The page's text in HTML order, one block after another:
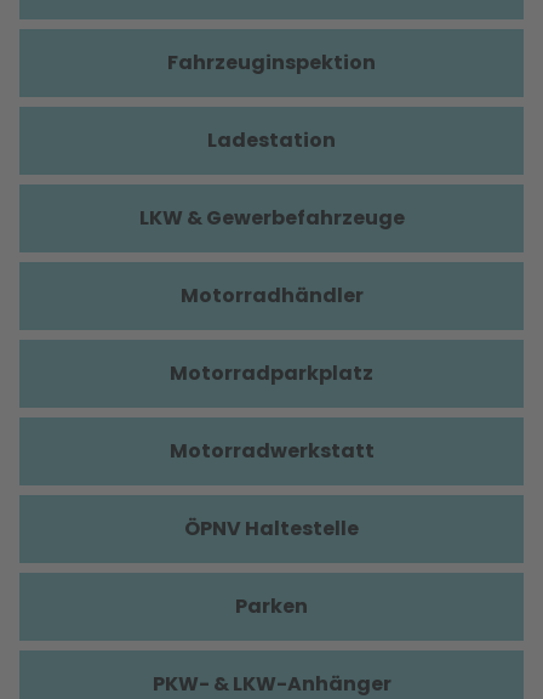
Fahrzeuginspektion
Ladestation
LKW & Gewerbefahrzeuge
Motorradhändler
Motorradparkplatz
Motorradwerkstatt
ÖPNV Haltestelle
Parken
PKW- & LKW-Anhänger